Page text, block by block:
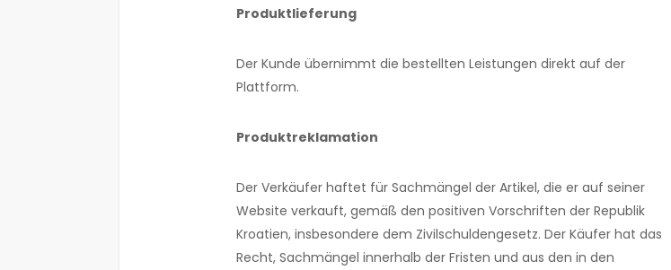
Produktlieferung
Der Kunde übernimmt die bestellten Leistungen direkt auf der
Plattform.
Produktreklamation
Der Verkäufer haftet für Sachmängel der Artikel, die er auf seiner
Website verkauft, gemäß den positiven Vorschriften der Republik
Kroatien, insbesondere dem Zivilschuldengesetz. Der Käufer hat das
Recht, Sachmängel innerhalb der Fristen und aus den in den